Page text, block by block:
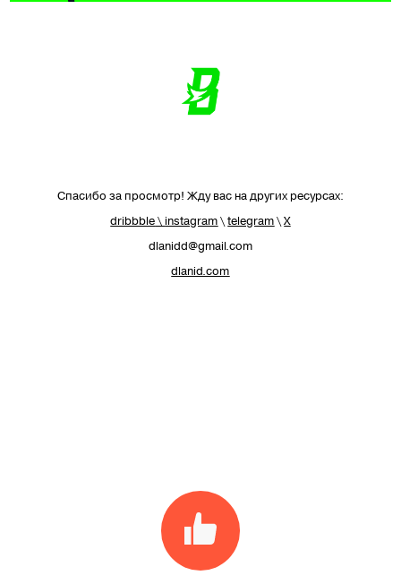
Спасибо за просмотр! Жду вас на других ресурсах:
dribbble\instagram\telegram\X
dlanidd@gmail.com
dlanid.com